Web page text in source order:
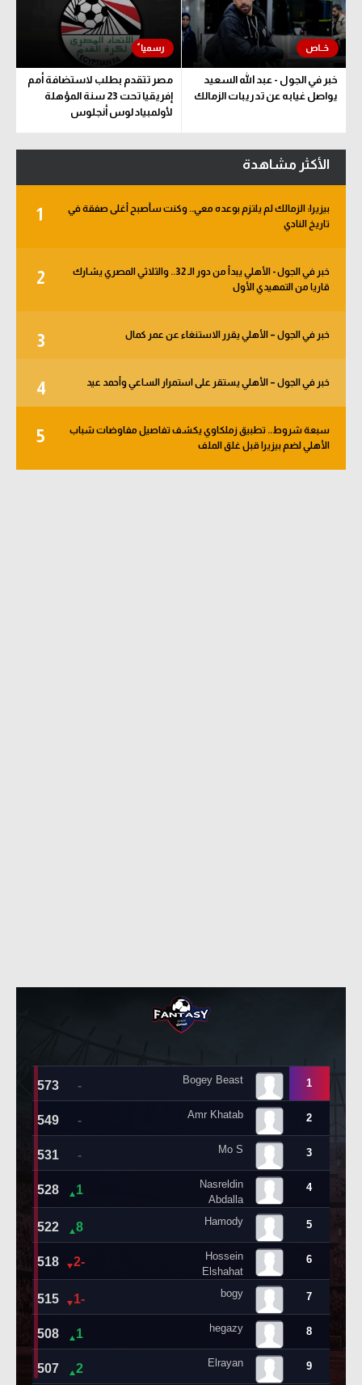
خبر في الجول - عبد الله السعيد
يواصل غيابه عن تدريبات الزمالك
مصر تتقدم بطلب لاستضافة أمم
إفريقيا تحت 23 سنة المؤهلة
لأولمبياد لوس أنجلوس
الأكثر مشاهدة
1
بيزيرا: الزمالك لم يلتزم بوعده معي.. وكنت سأصبح أغلى صفقة في
تاريخ النادي
2
خبر في الجول - الأهلي يبدأ من دور الـ 32.. والثلاثي المصري يشارك
قاريا من التمهيدي الأول
3 خبر في الجول – الأهلي يقرر الاستنغاء عن عمر كمال
4 خبر في الجول – الأهلي يستقر على استمرار الساعي وأحمد عيد
5
سبعة شروط.. تطبيق زملكاوي يكشف تفاصيل مفاوضات شباب
الأهلي لضم بيزيرا قبل غلق الملف